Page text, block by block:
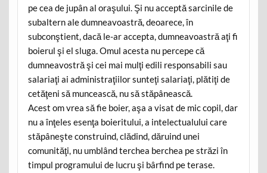
pe cea de jupân al oraşului. Şi nu acceptă sarcinile de
subaltern ale dumneavoastră, deoarece, în
subconştient, dacă le-ar accepta, dumneavoastră aţi fi
boierul şi el sluga. Omul acesta nu percepe că
dumneavostră şi cei mai mulţi edili responsabili sau
salariaţi ai administraţiilor sunteţi salariaţi, plătiţi de
cetăţeni să muncească, nu să stăpânească.
Acest om vrea să fie boier, aşa a visat de mic copil, dar
nu a înţeles esenţa boieritului, a intelectualului care
stăpâneşte construind, clădind, dăruind unei
comunităţi, nu umblând terchea berchea pe străzi în
timpul programului de lucru şi bârfind pe terase.